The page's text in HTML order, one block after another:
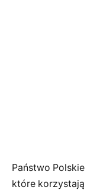
Państwo
które korzystają